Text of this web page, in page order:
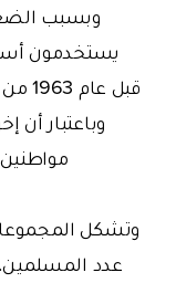
وبسبب
يستخدمون
قبل
وباعتبار أن
عدد